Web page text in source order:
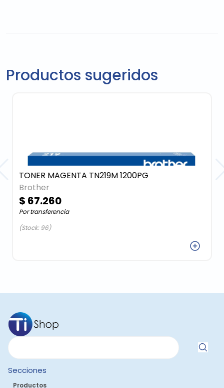
Productos sugeridos
TONER MAGENTA TN219M 1200PG
Brother
$ 67.260
Por transferencia
(Stock: 96)
Secciones
Productos